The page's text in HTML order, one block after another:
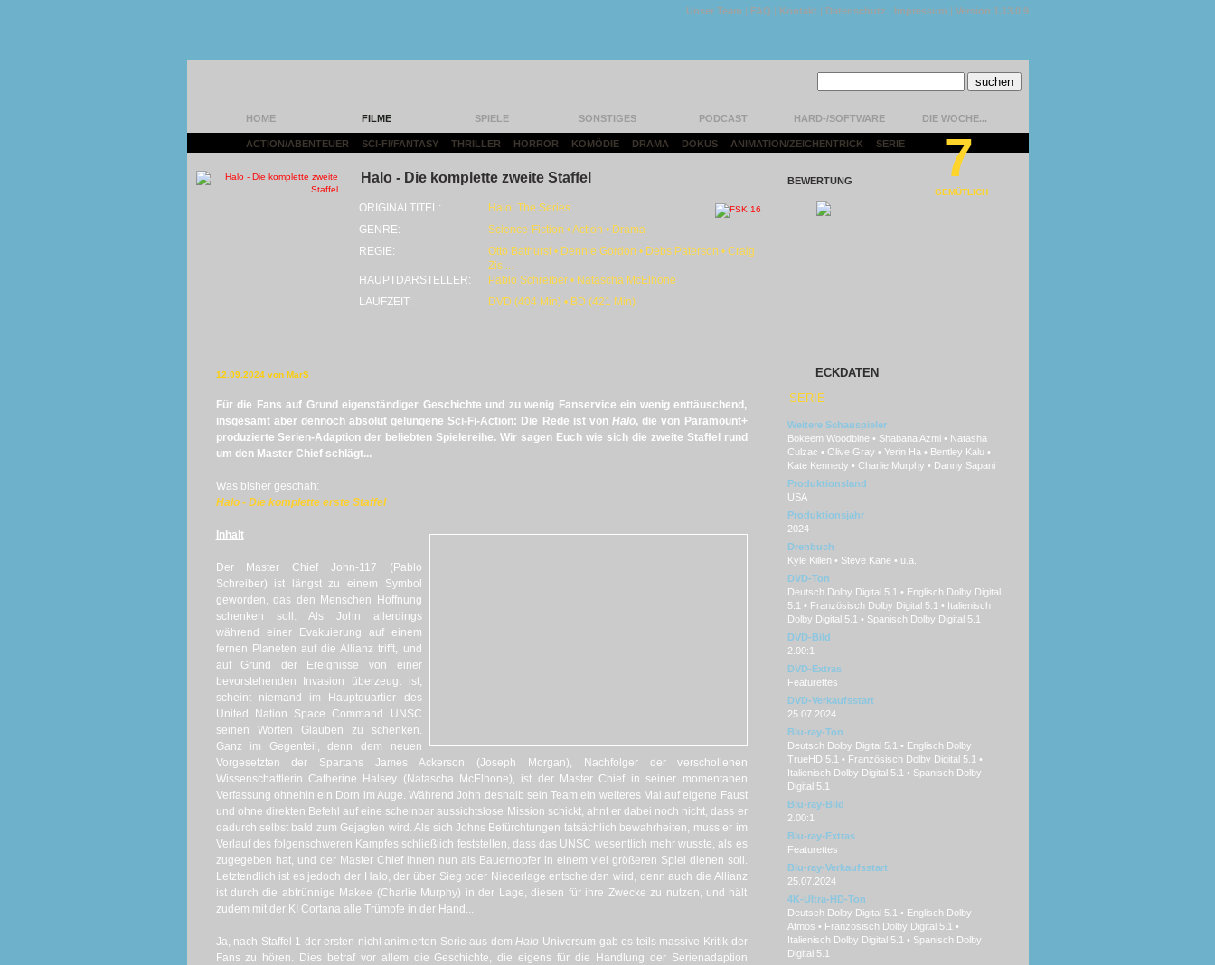
Unser Team | FAQ | Kontakt | Datenschutz | Impressum | Version 1.13.0.9
HOME FILME SPIELE SONSTIGES PODCAST HARD-/SOFTWARE DIE WOCHE...
ACTION/ABENTEUER SCI-FI/FANTASY THRILLER HORROR KOMÖDIE DRAMA DOKUS ANIMATION/ZEICHENTRICK SERIE
Halo - Die komplette zweite Staffel
ORIGINALTITEL:
Halo: The Series
GENRE:
Science-Fiction • Action • Drama
REGIE:
Otto Bathurst • Dennie Gordon • Debs Paterson • Craig
Zis ...
HAUPTDARSTELLER:
Pablo Schreiber • Natascha McElhone
LAUFZEIT:
DVD (404 Min) • BD (421 Min)
BEWERTUNG 7
GEMÜTLICH
12.09.2024 von MarS
Für die Fans auf Grund eigenständiger Geschichte und zu wenig Fanservice ein wenig enttäuschend,
insgesamt aber dennoch absolut gelungene Sci-Fi-Action: Die Rede ist vonHalo, die von Paramount+
produzierte Serien-Adaption der beliebten Spielereihe. Wir sagen Euch wie sich die zweite Staffel rund
um den Master Chief schlägt...
Was bisher geschah:
Halo - Die komplette erste Staffel
Inhalt
Der Master Chief John-117 (Pablo
Schreiber) ist längst zu einem Symbol
geworden, das den Menschen Hoffnung
schenken soll. Als John allerdings
während einer Evakuierung auf einem
fernen Planeten auf die Allianz trifft, und
auf Grund der Ereignisse von einer
bevorstehenden Invasion überzeugt ist,
scheint niemand im Hauptquartier des
United Nation Space Command UNSC
seinen Worten Glauben zu schenken.
Ganz im Gegenteil, denn dem neuen
Vorgesetzten der Spartans James Ackerson (Joseph Morgan), Nachfolger der verschollenen
Wissenschaftlerin Catherine Halsey (Natascha McElhone), ist der Master Chief in seiner momentanen
Verfassung ohnehin ein Dorn im Auge. Während John deshalb sein Team ein weiteres Mal auf eigene Faust
und ohne direkten Befehl auf eine scheinbar aussichtslose Mission schickt, ahnt er dabei noch nicht, dass er
dadurch selbst bald zum Gejagten wird. Als sich Johns Befürchtungen tatsächlich bewahrheiten, muss er im
Verlauf des folgenschweren Kampfes schließlich feststellen, dass das UNSC wesentlich mehr wusste, als es
zugegeben hat, und der Master Chief ihnen nun als Bauernopfer in einem viel größeren Spiel dienen soll.
Letztendlich ist es jedoch der Halo, der über Sieg oder Niederlage entscheiden wird, denn auch die Allianz
ist durch die abtrünnige Makee (Charlie Murphy) in der Lage, diesen für ihre Zwecke zu nutzen, und hält
zudem mit der KI Cortana alle Trümpfe in der Hand...
Ja, nach Staffel 1 der ersten nicht animierten Serie aus demHalo-Universum gab es teils massive Kritik der
Fans zu hören. Dies betraf vor allem die Geschichte, die eigens für die Handlung der Serienadaption
ECKDATEN
SERIE
Weitere Schauspieler
Bokeem Woodbine • Shabana Azmi • Natasha
Culzac • Olive Gray • Yerin Ha • Bentley Kalu •
Kate Kennedy • Charlie Murphy • Danny Sapani
Produktionsland
USA
Produktionsjahr
2024
Drehbuch
Kyle Killen • Steve Kane • u.a.
DVD-Ton
Deutsch Dolby Digital 5.1 • Englisch Dolby Digital
5.1 • Französisch Dolby Digital 5.1 • Italienisch
Dolby Digital 5.1 • Spanisch Dolby Digital 5.1
DVD-Bild
2.00:1
DVD-Extras
Featurettes
DVD-Verkaufsstart
25.07.2024
Blu-ray-Ton
Deutsch Dolby Digital 5.1 • Englisch Dolby
TrueHD 5.1 • Französisch Dolby Digital 5.1 •
Italienisch Dolby Digital 5.1 • Spanisch Dolby
Digital 5.1
Blu-ray-Bild
2.00:1
Blu-ray-Extras
Featurettes
Blu-ray-Verkaufsstart
25.07.2024
4K-Ultra-HD-Ton
Deutsch Dolby Digital 5.1 • Englisch Dolby
Atmos • Französisch Dolby Digital 5.1 •
Italienisch Dolby Digital 5.1 • Spanisch Dolby
Digital 5.1